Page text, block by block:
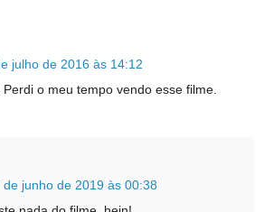
julho de 2016 às 14:12
Perdi o meu tempo vendo esse filme.
de junho de 2019 às 00:38